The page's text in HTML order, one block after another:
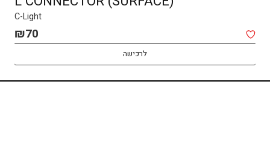
C-Light
₪70
לרכישה
C-Light
₪459
לרכישה